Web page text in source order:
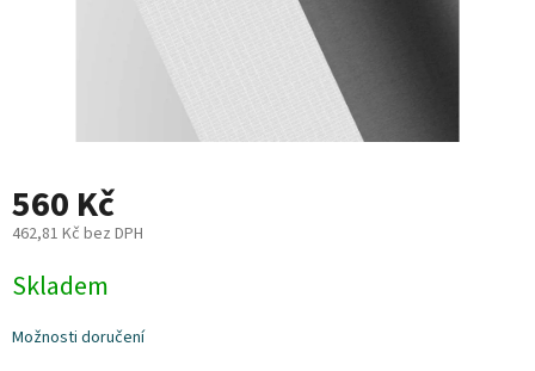
Exteriér
Kempování
Dárkové
560 Kč
462,81 Kč bez DPH
cena:
Skladem
Možnosti doručení